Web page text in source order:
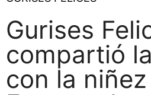
Gurises
compartió
con la